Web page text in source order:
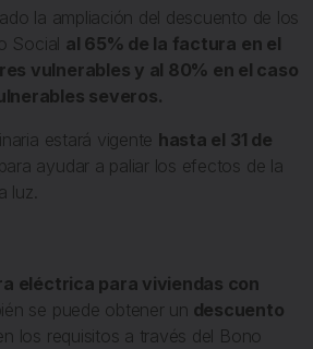
la ampliación del descuento de los
Social al 65% de la factura en el
vulnerables y al 80% en el caso
severos.
estará vigente hasta el 31 de
para ayudar a paliar los efectos de la
luz.
eléctrica para viviendas con
se puede obtener un descuento
los requisitos a través del Bono